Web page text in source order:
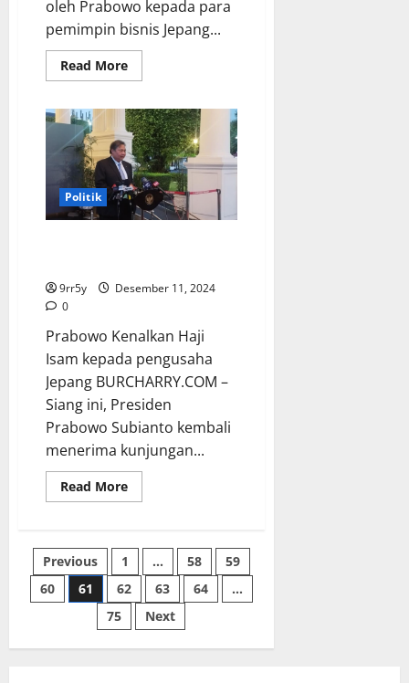
oleh Prabowo kepada para
pemimpin bisnis Jepang...
Read MoreRead
more
Inilah
alasan
Haji
Isam
berkunjung
ke
Istana
dan
diperkenalkan
pemimpin
bisnis
Politik
9rr5y
Desember 11, 2024
0
Prabowo Kenalkan Haji
Isam kepada pengusaha
Jepang BURCHARRY.COM –
Siang ini, Presiden
Prabowo Subianto kembali
menerima kunjungan...
Read MoreRead
more
Haji
Isam
kepada
pengusaha
Jepang
Paginasi
pos
Previous 1 … 58
59
60
61 62 63 64
…
75
Next